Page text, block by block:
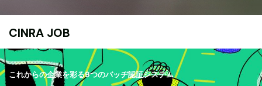
CINRA JOB
これからの企業を彩る9つのバッヂ認証システム